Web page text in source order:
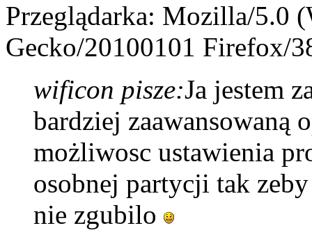
Przeglądarka: Mozilla/5.0
Gecko/20100101 Firefox/
wificon pisze:Ja jestem
bardziej zaawansowaną
możliwosc ustawienia
osobnej partycji tak
nie zgubilo